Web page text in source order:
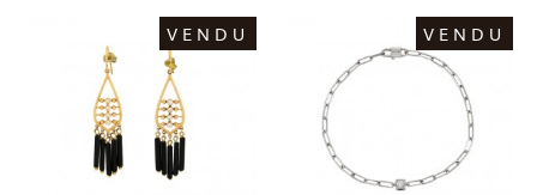
VENDU VENDU